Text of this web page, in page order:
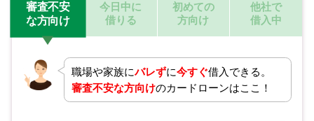
審査不安
な方向け
今日中に
借りる
初めての
方向け
他社で
借入中
職場や家族にバレずに今すぐ借入できる。
審査不安な方向けのカードローンはここ！